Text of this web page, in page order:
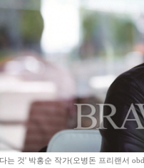
는 것' 박홍순 작가(오병돈 프리랜서